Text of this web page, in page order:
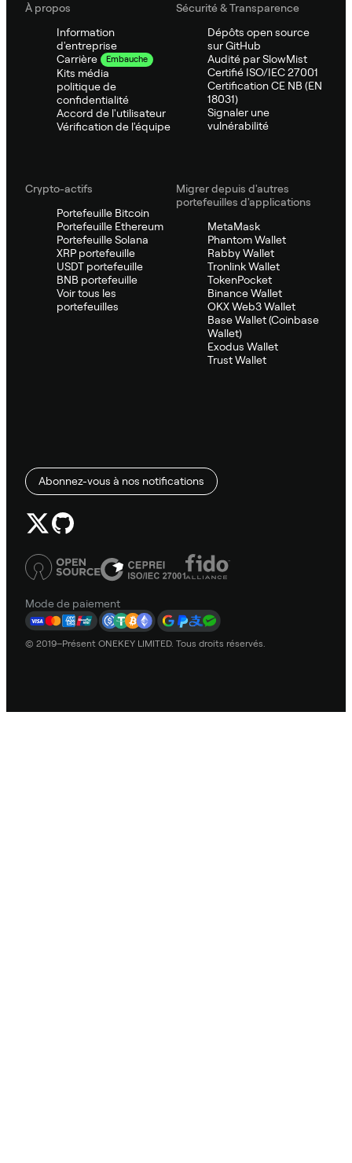
À propos
Information
d'entreprise
Carrière
Embauche
Kits média
politique de
confidentialité
Accord de l'utilisateur
Vérification de l'équipe
Sécurité & Transparence
Dépôts open source
sur GitHub
Audité par SlowMist
Certifié ISO/IEC 27001
Certification CE NB (EN
18031)
Signaler une
vulnérabilité
Crypto-actifs
Portefeuille Bitcoin
Portefeuille Ethereum
Portefeuille Solana
XRP portefeuille
USDT portefeuille
BNB portefeuille
Voir tous les
portefeuilles
Migrer depuis d'autres
portefeuilles d'applications
MetaMask
Phantom Wallet
Rabby Wallet
Tronlink Wallet
TokenPocket
Binance Wallet
OKX Web3 Wallet
Base Wallet (Coinbase
Wallet)
Exodus Wallet
Trust Wallet
Abonnez-vous à nos notifications
Mode de paiement
© 2019–Présent ONEKEY LIMITED. Tous droits réservés.